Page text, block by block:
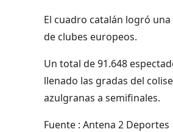
El cuadro catalán logró
de clubes europeos.
Un total de 91.648
llenado las gradas del
azulgranas a semifinales.
Fuente : Antena 2 Deportes